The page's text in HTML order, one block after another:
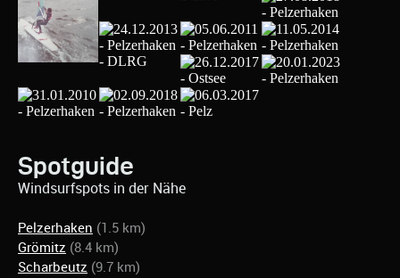
Spotguide
Windsurfspots in der Nähe
Pelzerhaken (1.5 km)
Grömitz (8.4 km)
Scharbeutz (9.7 km)